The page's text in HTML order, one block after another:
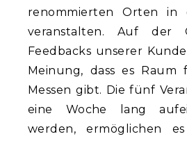
renommierten Orten in
veranstalten. Auf der
Feedbacks unserer
Meinung, dass es Raum
Messen gibt. Die fünf
eine Woche lang
werden, ermöglichen